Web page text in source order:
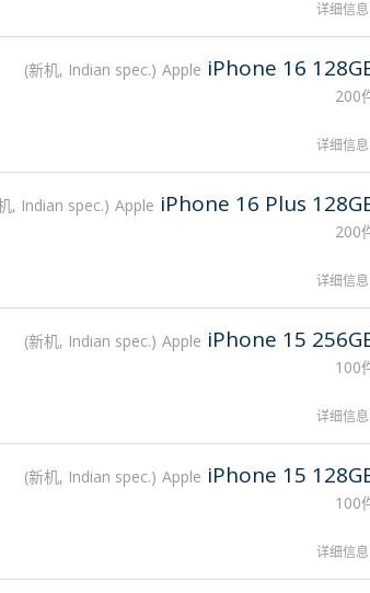
详细信息
新机, Indian spec. Apple iPhone 16
200
详细信息
, Indian spec. Apple iPhone 16 Plus
200
详细信息
新机, Indian spec. Apple iPhone 15
100
详细信息
新机, Indian spec. Apple iPhone 15
100
详细信息